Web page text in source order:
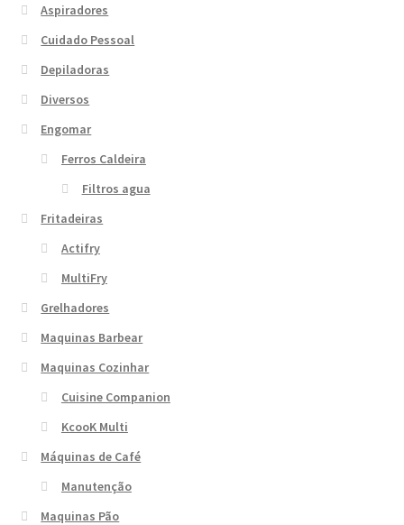
Aspiradores
Cuidado Pessoal
Depiladoras
Diversos
Engomar
Ferros Caldeira
Filtros agua
Fritadeiras
Actifry
MultiFry
Grelhadores
Maquinas Barbear
Maquinas Cozinhar
Cuisine Companion
KcooK Multi
Máquinas de Café
Manutenção
Maquinas Pão